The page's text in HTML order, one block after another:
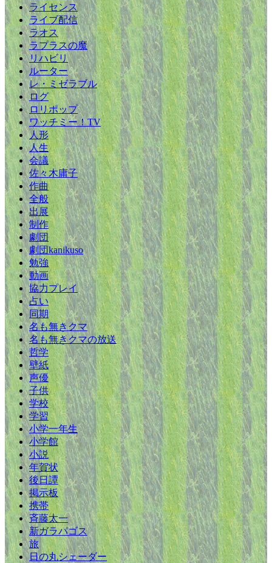
ライセンス
ライブ配信
ラオス
ラプラスの魔
リハビリ
ルーター
レ・ミゼラブル
ログ
ロリポップ
ワッチミー！TV
人形
人生
会議
佐々木庸子
作曲
全般
出展
制作
劇団
劇団kanikuso
勉強
動画
協力プレイ
占い
同期
名も無きクマ
名も無きクマの放送
哲学
壁紙
声優
子供
学校
学習
小学一年生
小学館
小説
年賀状
後日譚
掲示板
携帯
斉藤太一
新ガラパゴス
旅
日の丸シェーダー